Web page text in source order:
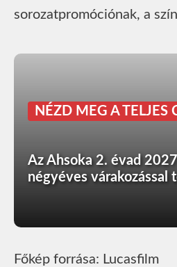
sorozatpromóciónak, a
NÉZD MEG A TELJES
Az Ahsoka 2. évad
négyéves várakozással
Főkép forrása: Lucasfilm